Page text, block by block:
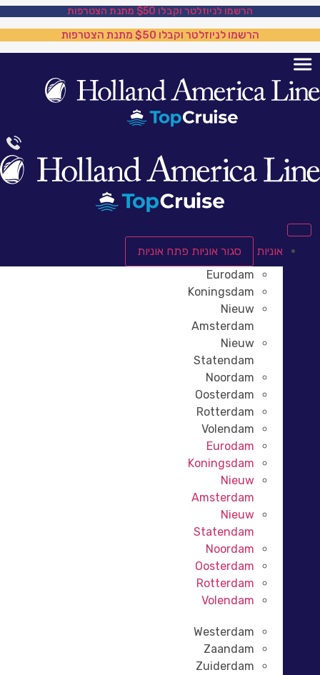
הרשמו לניוזלטר וקבלו $50 מתנת הצטרפות
הרשמו לניוזלטר וקבלו $50 מתנת הצטרפות
אוניות סגור אוניות פתח אוניות
Eurodam
Koningsdam
Nieuw
Amsterdam
Nieuw
Statendam
Noordam
Oosterdam
Rotterdam
Volendam
Eurodam
Koningsdam
Nieuw
Amsterdam
Nieuw
Statendam
Noordam
Oosterdam
Rotterdam
Volendam
Westerdam
Zaandam
Zuiderdam